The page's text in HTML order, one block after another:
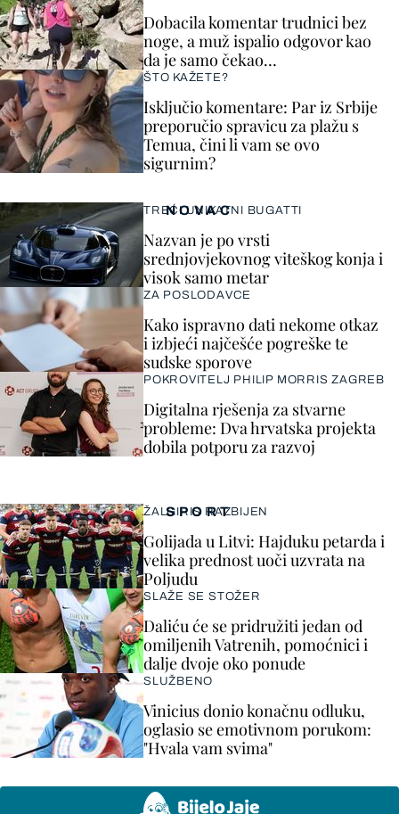
Dobacila komentar trudnici bez
noge, a muž ispalio odgovor kao
da je samo čekao…
ŠTO KAŽETE?
Isključio komentare: Par iz Srbije
preporučio spravicu za plažu s
Temua, čini li vam se ovo
sigurnim?
SPORT
ŽALGIRIS RAZBIJEN
Golijada u Litvi: Hajduku petarda i
velika prednost uoči uzvrata na
Poljudu
SLAŽE SE STOŽER
Daliću će se pridružiti jedan od
omiljenih Vatrenih, pomoćnici i
dalje dvoje oko ponude
SLUŽBENO
Vinicius donio konačnu odluku,
oglasio se emotivnom porukom:
"Hvala vam svima"
NOVAC
TREĆI UNIKATNI BUGATTI
Nazvan je po vrsti
srednjovjekovnog viteškog konja i
visok samo metar
ZA POSLODAVCE
Kako ispravno dati nekome otkaz
i izbjeći najčešće pogreške te
sudske sporove
POKROVITELJ PHILIP MORRIS ZAGREB
Digitalna rješenja za stvarne
probleme: Dva hrvatska projekta
dobila potporu za razvoj